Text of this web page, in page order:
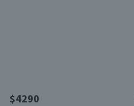
$4290